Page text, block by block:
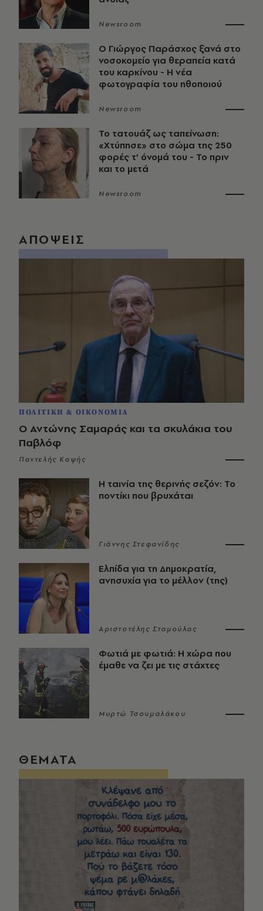
Newsroom
O Γιώργος Παράσχος ξανά στο
νοσοκομείο για θεραπεία κατά
του καρκίνου - Η νέα
φωτογραφία του ηθοποιού
Newsroom
Το τατουάζ ως ταπείνωση:
«Χτύπησε» στο σώμα της 250
φορές τ’ όνομά του - Το πριν
και το μετά
Newsroom
ΑΠΟΨΕΙΣ
ΠΟΛΙΤΙΚΗ & ΟΙΚΟΝΟΜΙΑ
Ο Αντώνης Σαμαράς και τα σκυλάκια του
Παβλόφ
Παντελής Καψής
Η ταινία της θερινής σεζόν: Το
ποντίκι που βρυχάται
Γιάννης Στεφανίδης
Ελπίδα για τη Δημοκρατία,
ανησυχία για το μέλλον (της)
Αριστοτέλης Σταμούλας
Φωτιά με φωτιά: Η χώρα που
έμαθε να ζει με τις στάχτες
Μυρτώ Τσουμαλάκου
ΘΕΜΑΤΑ